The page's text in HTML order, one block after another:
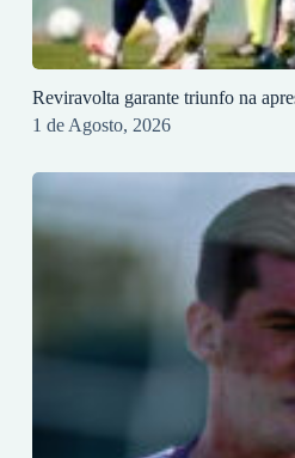
Reviravolta garante triunfo na
1 de Agosto, 2026